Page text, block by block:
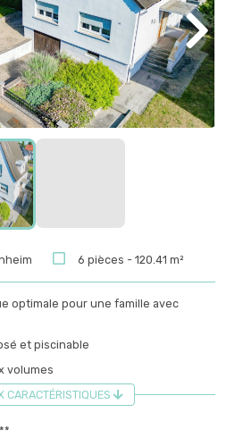
6 pièces - 120.41 m²
optimale pour une famille avec
et piscinable
volumes
CARACTÉRISTIQUES